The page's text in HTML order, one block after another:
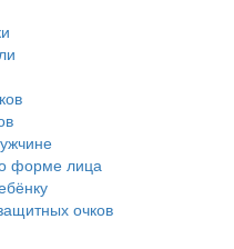
форме лица
очков